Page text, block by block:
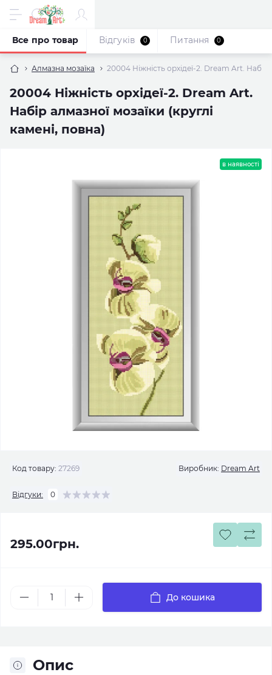
Алмазна мозаїка 20004 Ніжність орхідеї-2. Dream Art. Набір
20004 Ніжність орхідеї-2. Dream Art.
Набір алмазної мозаїки (круглі
камені, повна)
Все про товар Відгуків 0 Питання 0
в наявності
Код товару: 27269 Виробник: Dream Art
Відгуки: 0
295.00грн.
До кошика
Опис